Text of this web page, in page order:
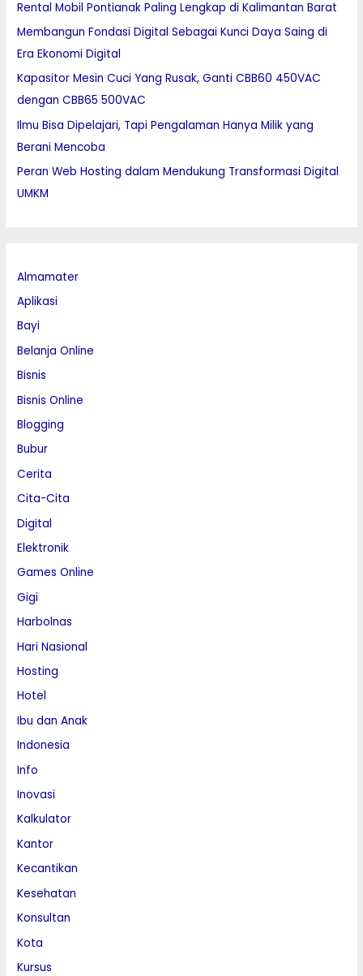
f
o
r
:
Rental Mobil Pontianak Paling Lengkap di Kalimantan Barat
Membangun Fondasi Digital Sebagai Kunci Daya Saing di
Era Ekonomi Digital
Kapasitor Mesin Cuci Yang Rusak, Ganti CBB60 450VAC
dengan CBB65 500VAC
Ilmu Bisa Dipelajari, Tapi Pengalaman Hanya Milik yang
Berani Mencoba
Peran Web Hosting dalam Mendukung Transformasi Digital
UMKM
Almamater
Aplikasi
Bayi
Belanja Online
Bisnis
Bisnis Online
Blogging
Bubur
Cerita
Cita-Cita
Digital
Elektronik
Games Online
Gigi
Harbolnas
Hari Nasional
Hosting
Hotel
Ibu dan Anak
Indonesia
Info
Inovasi
Kalkulator
Kantor
Kecantikan
Kesehatan
Konsultan
Kota
Kursus